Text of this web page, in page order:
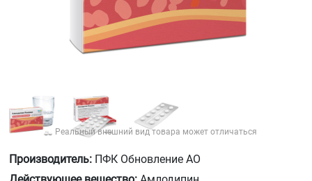
Реальный внешний вид товара может отличаться
Производитель: ПФК Обновление АО